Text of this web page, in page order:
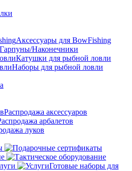
Аксессуары для BowFishing
Гарпуны/Наконечники
Катушки для рыбной ловли
Наборы для рыбной ловли
Распродажа аксессуаров
арбалетов
луков
Готовые наборы для